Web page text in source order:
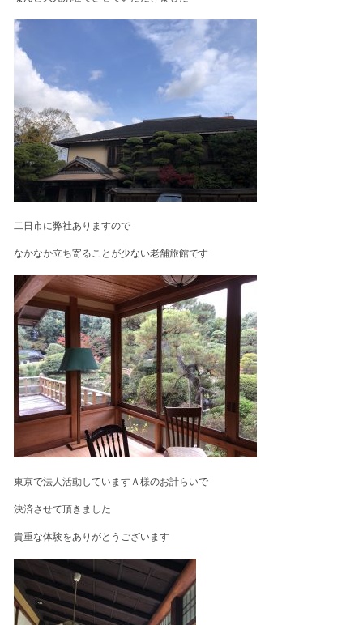
二日市に弊社ありますので
なかなか立ち寄ることが少ない老舗旅館です
東京で法人活動していますＡ様のお計らいで
決済させて頂きました
貴重な体験をありがとうございます